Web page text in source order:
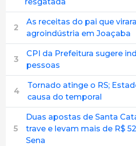
2
As receitas do pai que
agroindústria em Joaçaba
3
CPI da Prefeitura sugere
pessoas
4
Tornado atinge o RS;
causa do temporal
5
Duas apostas de Santa
trave e levam mais de R$
Sena